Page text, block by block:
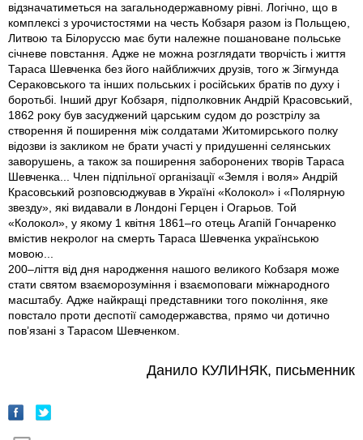
відзначатиметься на загальнодержавному рівні. Логічно, що в
комплексі з урочистостями на честь Кобзаря разом iз Польщею,
Литвою та Білоруссю має бути належне пошановане польське
січневе повстання. Адже не можна розглядати творчість і життя
Тараса Шевченка без його найближчих друзів, того ж Зігмунда
Сераковського та інших польських і російських братів по духу і
боротьбі. Інший друг Кобзаря, підполковник Андрій Красовський,
1862 року був засуджений царським судом до розстрілу за
створення й поширення між солдатами Житомирського полку
відозви iз закликом не брати участі у придушенні селянських
заворушень, а також за поширення заборонених творів Тараса
Шевченка... Член підпільної організації «Земля і воля» Андрій
Красовський розповсюджував в Україні «Колокол» і «Полярную
звезду», які видавали в Лондоні Герцен і Огарьов. Той
«Колокол», у якому 1 квітня 1861–го отець Агапій Гончаренко
вмістив некролог на смерть Тараса Шевченка українською
мовою...
200–ліття від дня народження нашого великого Кобзаря може
стати святом взаєморозуміння і взаємоповаги міжнародного
масштабу. Адже найкращі представники того покоління, яке
повстало проти деспотії самодержавства, прямо чи дотично
пов’язані з Тарасом Шевченком.
Данило КУЛИНЯК, письменник